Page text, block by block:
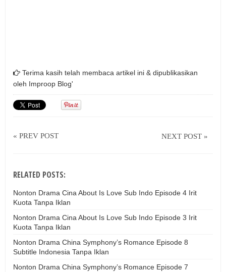
Terima kasih telah membaca artikel ini & dipublikasikan
oleh Improop Blog'
« PREV POST NEXT POST »
RELATED POSTS:
Nonton Drama Cina About Is Love Sub Indo Episode 4 Irit
Kuota Tanpa Iklan
Nonton Drama Cina About Is Love Sub Indo Episode 3 Irit
Kuota Tanpa Iklan
Nonton Drama China Symphony’s Romance Episode 8
Subtitle Indonesia Tanpa Iklan
Nonton Drama China Symphony’s Romance Episode 7